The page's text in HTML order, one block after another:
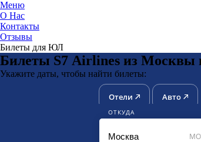
Меню
О Нас
Контакты
Отзывы
Билеты для ЮЛ
Билеты S7 Airlines из Москвы
Укажите даты, чтобы найти билеты:
Отели Авто
ОТКУДА